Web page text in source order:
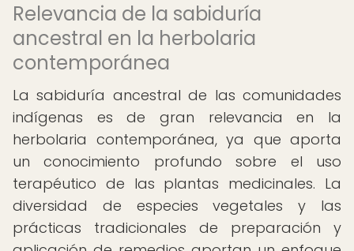
Relevancia de la sabiduría
ancestral en la herbolaria
contemporánea
La sabiduría ancestral de las comunidades
indígenas es de gran relevancia en la
herbolaria contemporánea, ya que aporta
un conocimiento profundo sobre el uso
terapéutico de las plantas medicinales. La
diversidad de especies vegetales y las
prácticas tradicionales de preparación y